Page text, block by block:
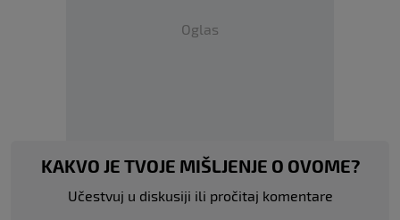
Oglas
KAKVO JE TVOJE MIŠLJENJE O OVOME?
Učestvuj u diskusiji ili pročitaj komentare